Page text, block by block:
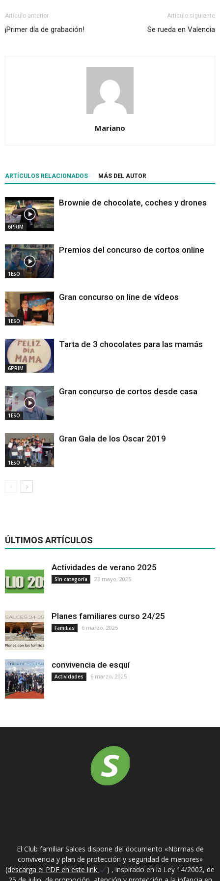
Artículo anterior
¡Primer día de grabación!
Artículo siguiente
Se rueda en Valencia
Mariano
ARTÍCULOS RELACIONADOS MÁS DEL AUTOR
6PRIM
Brownie de chocolate, coches y drones
1ESO
Premios del concurso de cortos online
1ESO
Gran concurso on line de vídeos
6PRIM
Tarta de 3 chocolates para las mamás
1ESO
Gran concurso de cortos desde casa
1ESO
Gran Gala de los Oscar 2019
ÚLTIMOS ARTÍCULOS
Actividades de verano 2025
Sin categoría 23 mayo, 2025
Planes familiares curso 24/25
Familias 6 marzo, 2025
convivencia de esquí
Actividades 6 marzo, 2025
El Club familiar Salces dispone del documento «Normas de
convivencia y plan de protección y seguridad de menores»
(descarga el PDF en este link
) , inspirado en la Ley 14/2002, de